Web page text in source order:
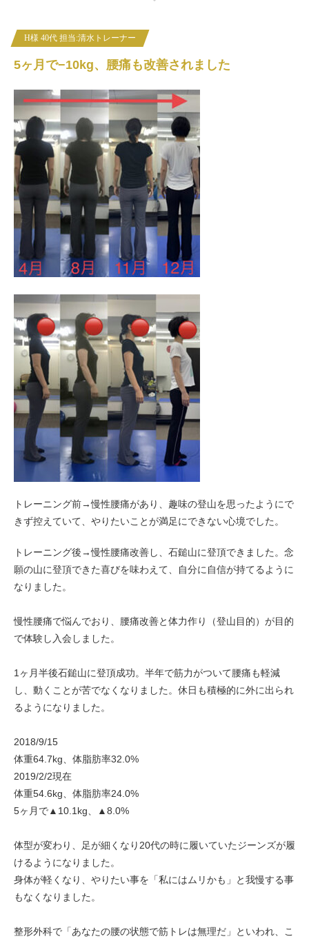
H様 40代 担当:清水トレーナー
5ヶ月で−10kg、腰痛も改善されました
トレーニング前→慢性腰痛があり、趣味の登山を思ったようにで
きず控えていて、やりたいことが満足にできない心境でした。
トレーニング後→慢性腰痛改善し、石鎚山に登頂できました。念
願の山に登頂できた喜びを味わえて、自分に自信が持てるように
なりました。
慢性腰痛で悩んでおり、腰痛改善と体力作り（登山目的）が目的
で体験し入会しました。
1ヶ月半後石鎚山に登頂成功。半年で筋力がついて腰痛も軽減
し、動くことが苦でなくなりました。休日も積極的に外に出られ
るようになりました。
2018/9/15
体重64.7kg、体脂肪率32.0%
2019/2/2現在
体重54.6kg、体脂肪率24.0%
5ヶ月で▲10.1kg、▲8.0%
体型が変わり、足が細くなり20代の時に履いていたジーンズが履
けるようになりました。
身体が軽くなり、やりたい事を「私にはムリかも」と我慢する事
もなくなりました。
整形外科で「あなたの腰の状態で筋トレは無理だ」といわれ、こ